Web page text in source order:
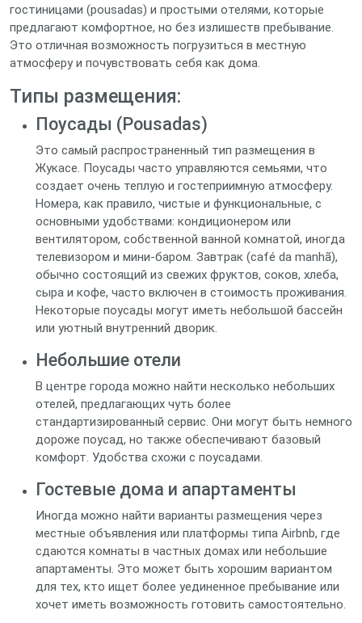
гостиницами (pousadas) и простыми отелями, которые
предлагают комфортное, но без излишеств пребывание.
Это отличная возможность погрузиться в местную
атмосферу и почувствовать себя как дома.
Типы размещения:
Поусады (Pousadas)
Это самый распространенный тип размещения в
Жукасе. Поусады часто управляются семьями, что
создает очень теплую и гостеприимную атмосферу.
Номера, как правило, чистые и функциональные, с
основными удобствами: кондиционером или
вентилятором, собственной ванной комнатой, иногда
телевизором и мини-баром. Завтрак (café da manhã),
обычно состоящий из свежих фруктов, соков, хлеба,
сыра и кофе, часто включен в стоимость проживания.
Некоторые поусады могут иметь небольшой бассейн
или уютный внутренний дворик.
Небольшие отели
В центре города можно найти несколько небольших
отелей, предлагающих чуть более
стандартизированный сервис. Они могут быть немного
дороже поусад, но также обеспечивают базовый
комфорт. Удобства схожи с поусадами.
Гостевые дома и апартаменты
Иногда можно найти варианты размещения через
местные объявления или платформы типа Airbnb, где
сдаются комнаты в частных домах или небольшие
апартаменты. Это может быть хорошим вариантом
для тех, кто ищет более уединенное пребывание или
хочет иметь возможность готовить самостоятельно.